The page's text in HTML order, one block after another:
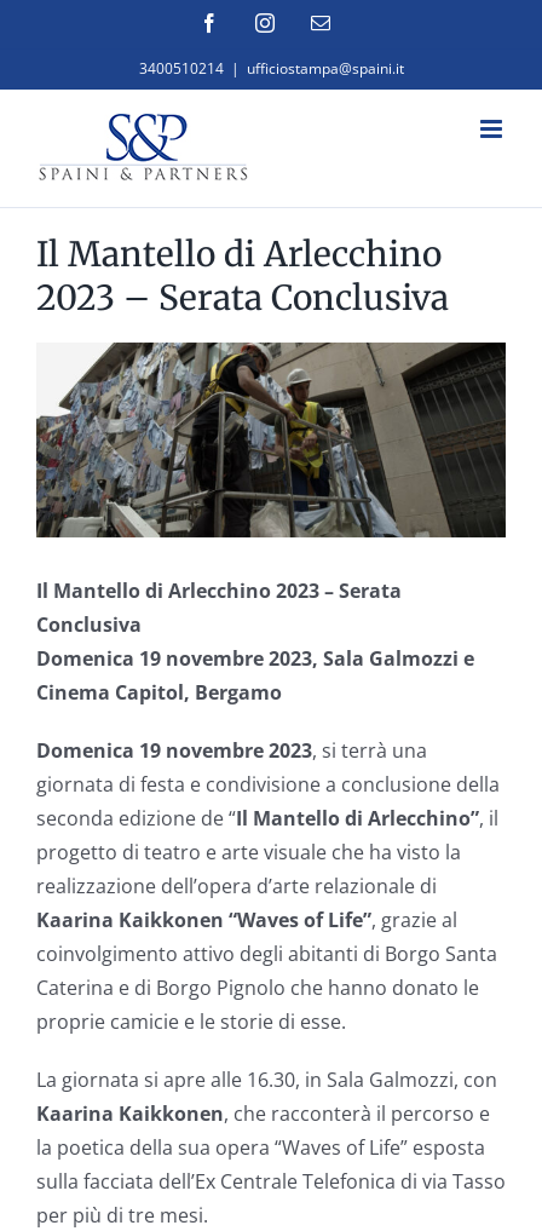
contenuto
FacebookInstagramEmail
3400510214 | ufficiostampa@spaini.it
Il Mantello di Arlecchino
2023 – Serata Conclusiva
Ingrandisci
immagine
Il Mantello di Arlecchino 2023 – Serata
Conclusiva
Domenica 19 novembre 2023, Sala Galmozzi e
Cinema Capitol, Bergamo
Domenica 19 novembre 2023, si terrà una
giornata di festa e condivisione a conclusione della
seconda edizione de “Il Mantello di Arlecchino”, il
progetto di teatro e arte visuale che ha visto la
realizzazione dell’opera d’arte relazionale di
Kaarina Kaikkonen “Waves of Life”, grazie al
coinvolgimento attivo degli abitanti di Borgo Santa
Caterina e di Borgo Pignolo che hanno donato le
proprie camicie e le storie di esse.
La giornata si apre alle 16.30, in Sala Galmozzi, con
Kaarina Kaikkonen, che racconterà il percorso e
la poetica della sua opera “Waves of Life” esposta
sulla facciata dell’Ex Centrale Telefonica di via Tasso
per più di tre mesi.